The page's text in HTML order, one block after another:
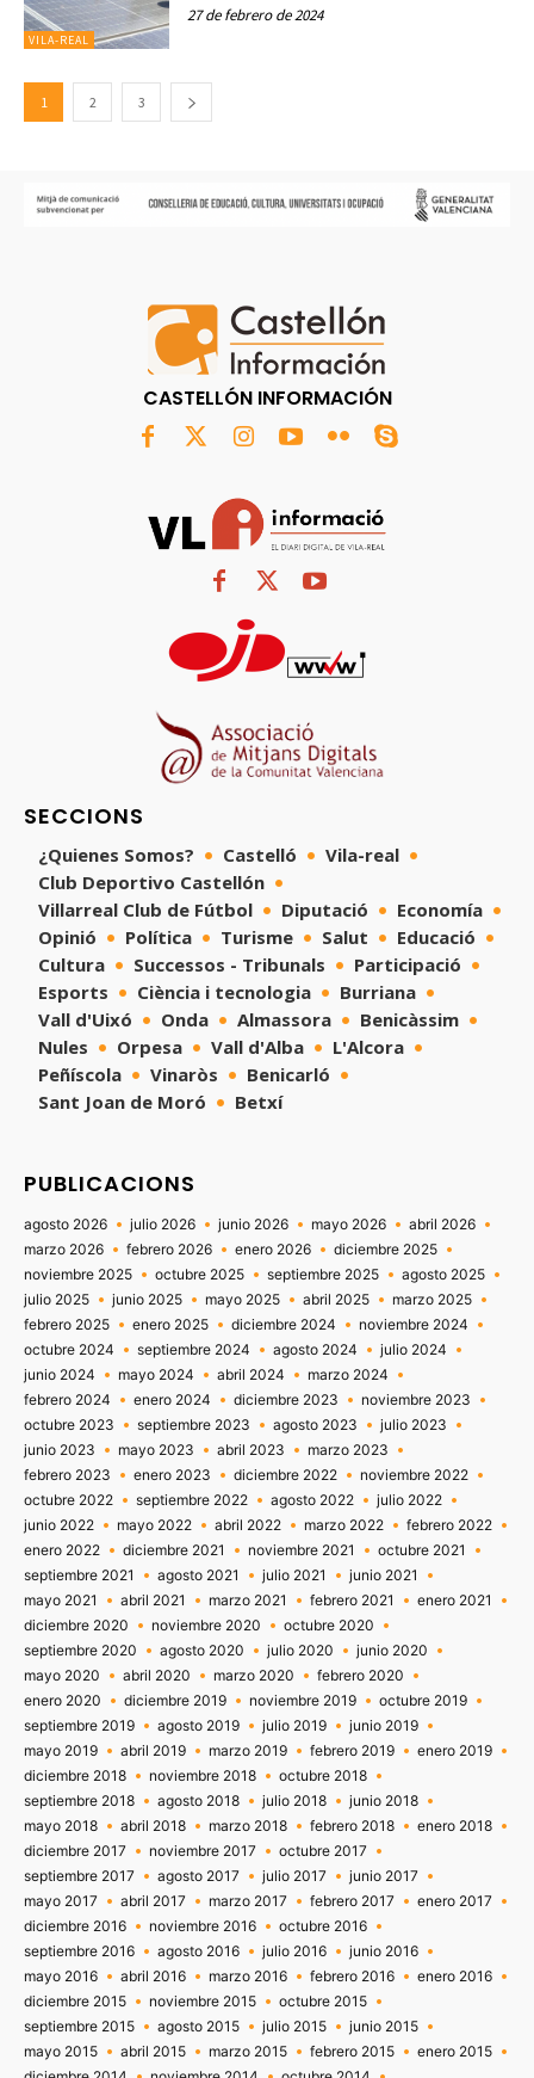
VILA-REAL
27 de febrero de 2024
1 2 3
CASTELLÓN INFORMACIÓN
SECCIONS
¿Quienes Somos? Castelló
Vila-real
Club Deportivo Castellón
Villarreal Club de Fútbol
Diputació
Economía
Opinió
Política Turisme Salut
Educació
Cultura
Successos - Tribunals
Participació
Esports
Ciència i tecnologia
Burriana
Vall d'Uixó
Onda Almassora
Benicàssim
Nules
Orpesa Vall d'Alba
L'Alcora
Peñíscola
Vinaròs
Benicarló
Sant Joan de Moró
Betxí
PUBLICACIONS
agosto 2026 julio 2026 junio 2026 mayo 2026
abril 2026
marzo 2026
febrero 2026 enero 2026
diciembre 2025
noviembre 2025
octubre 2025 septiembre 2025
agosto 2025
julio 2025
junio 2025 mayo 2025 abril 2025
marzo 2025
febrero 2025
enero 2025 diciembre 2024
noviembre 2024
octubre 2024
septiembre 2024 agosto 2024
julio 2024
junio 2024
mayo 2024 abril 2024
marzo 2024
febrero 2024
enero 2024 diciembre 2023
noviembre 2023
octubre 2023
septiembre 2023 agosto 2023
julio 2023
junio 2023
mayo 2023 abril 2023
marzo 2023
febrero 2023
enero 2023 diciembre 2022
noviembre 2022
octubre 2022
septiembre 2022 agosto 2022
julio 2022
junio 2022
mayo 2022 abril 2022 marzo 2022
febrero 2022
enero 2022
diciembre 2021 noviembre 2021
octubre 2021
septiembre 2021
agosto 2021 julio 2021
junio 2021
mayo 2021
abril 2021 marzo 2021 febrero 2021
enero 2021
diciembre 2020
noviembre 2020
octubre 2020
septiembre 2020
agosto 2020 julio 2020
junio 2020
mayo 2020
abril 2020 marzo 2020
febrero 2020
enero 2020
diciembre 2019 noviembre 2019
octubre 2019
septiembre 2019
agosto 2019 julio 2019
junio 2019
mayo 2019
abril 2019 marzo 2019 febrero 2019
enero 2019
diciembre 2018
noviembre 2018
octubre 2018
septiembre 2018
agosto 2018 julio 2018
junio 2018
mayo 2018
abril 2018 marzo 2018 febrero 2018
enero 2018
diciembre 2017
noviembre 2017
octubre 2017
septiembre 2017
agosto 2017 julio 2017
junio 2017
mayo 2017
abril 2017 marzo 2017 febrero 2017
enero 2017
diciembre 2016
noviembre 2016
octubre 2016
septiembre 2016
agosto 2016 julio 2016
junio 2016
mayo 2016
abril 2016 marzo 2016 febrero 2016
enero 2016
diciembre 2015
noviembre 2015
octubre 2015
septiembre 2015
agosto 2015 julio 2015
junio 2015
mayo 2015
abril 2015 marzo 2015 febrero 2015
enero 2015